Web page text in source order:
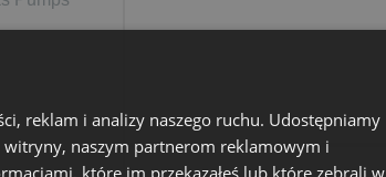
reklam i analizy naszego ruchu. Udostępniamy
naszym partnerom reklamowym i
które im przekazałeś lub które zebrali w